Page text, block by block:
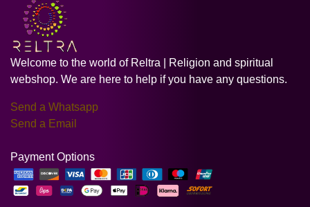
Welcome to the world of Reltra | Religion and spiritual
webshop. We are here to help if you have any questions.
Send a Whatsapp
Send a Email
Payment Options